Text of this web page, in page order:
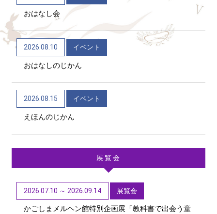
2026/06/04
かごしま近代文学館 テーマ展「向田邦子日本を旅
する～Bon Voyage～」（11/1～R9/3/15）
2026/06/01 トピックス
第48回「子どもたちに聞かせたい創作童話」作品募
集【6/1~9/11迄】
おはなし会
2026.08.10 イベント
おはなしのじかん
2026.08.15 イベント
えほんのじかん
展覧会
2026.07.10 ～ 2026.09.14 展覧会
かごしまメルヘン館特別企画展「教科書で出会う童